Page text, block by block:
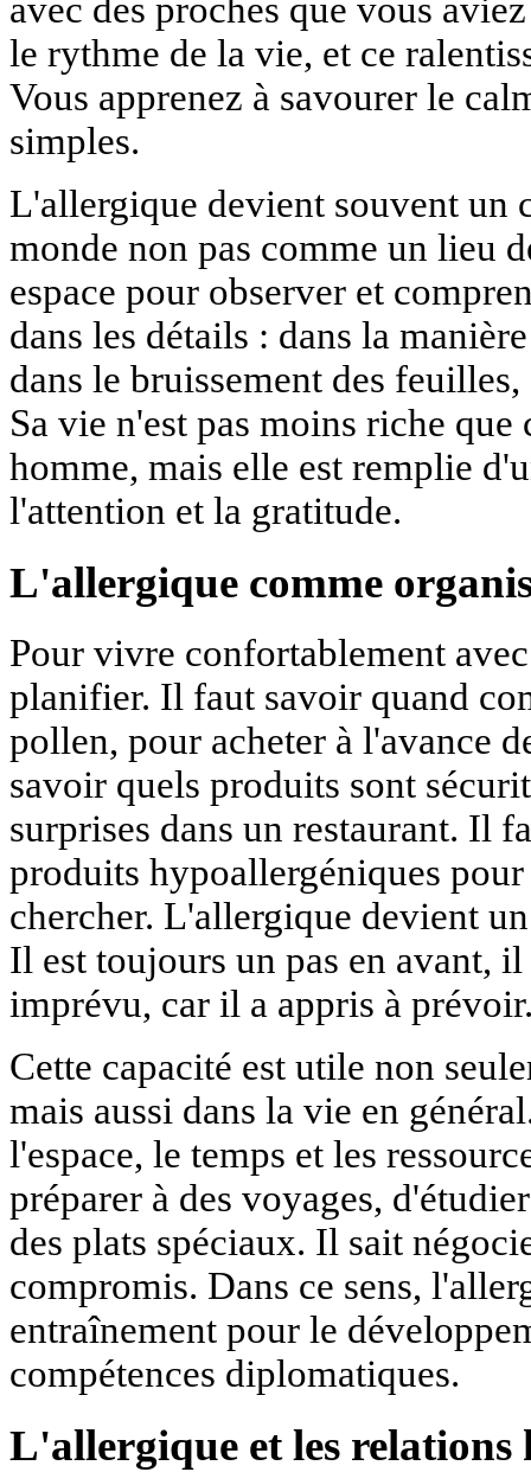
avec des proches que vous
le rythme de la vie, et ce
Vous apprenez à savourer le
simples.
L'allergique devient souvent un
monde non pas comme un lieu
espace pour observer et
dans les détails : dans la
dans le bruissement des
Sa vie n'est pas moins riche
homme, mais elle est remplie
l'attention et la gratitude.
L'allergique comme
Pour vivre confortablement
planifier. Il faut savoir quand
pollen, pour acheter à l'avance
savoir quels produits sont
surprises dans un restaurant. Il
produits hypoallergéniques pour
chercher. L'allergique devient
Il est toujours un pas en avant,
imprévu, car il a appris à
Cette capacité est utile non
mais aussi dans la vie en
l'espace, le temps et les
préparer à des voyages,
des plats spéciaux. Il sait
compromis. Dans ce sens,
entraînement pour le
compétences diplomatiques.
L'allergique et les relations